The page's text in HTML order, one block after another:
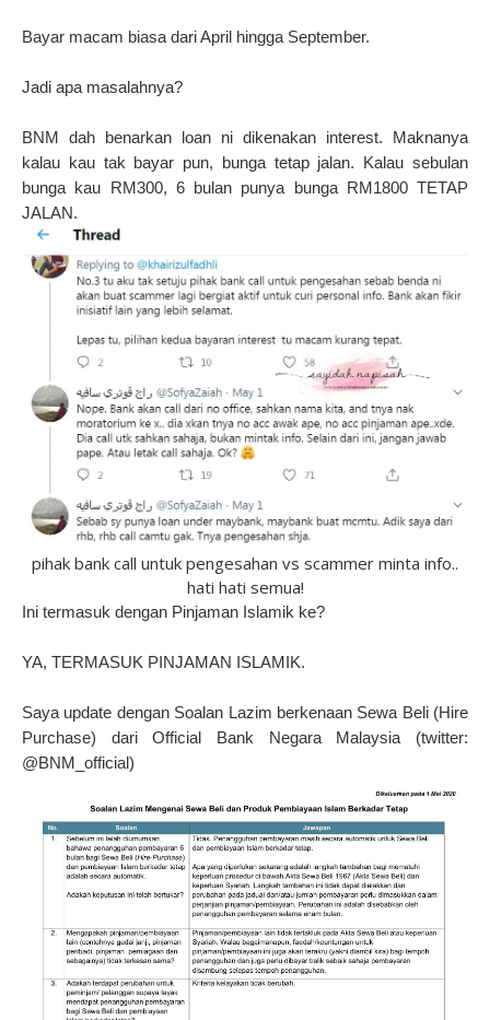
Bayar macam biasa dari April hingga September.
Jadi apa masalahnya?
BNM dah benarkan loan ni dikenakan interest. Maknanya
kalau kau tak bayar pun, bunga tetap jalan. Kalau sebulan
bunga kau RM300, 6 bulan punya bunga RM1800 TETAP
JALAN.
pihak bank call untuk pengesahan vs scammer minta info..
hati hati semua!
Ini termasuk dengan Pinjaman Islamik ke?
YA, TERMASUK PINJAMAN ISLAMIK.
Saya update dengan Soalan Lazim berkenaan Sewa Beli (Hire
Purchase) dari Official Bank Negara Malaysia (twitter:
@BNM_official)